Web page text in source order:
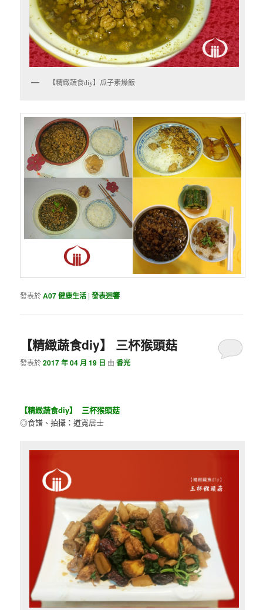
【精緻蔬食diy】瓜子素燥飯
發表於A07 健康生活 |發表迴響
【精緻蔬食diy】 三杯猴頭菇
發表於2017 年 04 月 19 日 由香光
【精緻蔬食diy】 三杯猴頭菇
◎食譜、拍攝：道寬居士